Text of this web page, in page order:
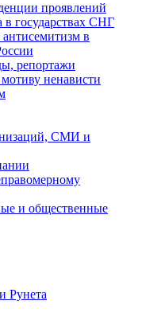
проявлений
в государствах СНГ
в
репортажи
ненависти
СМИ и
и общественные
Рунета